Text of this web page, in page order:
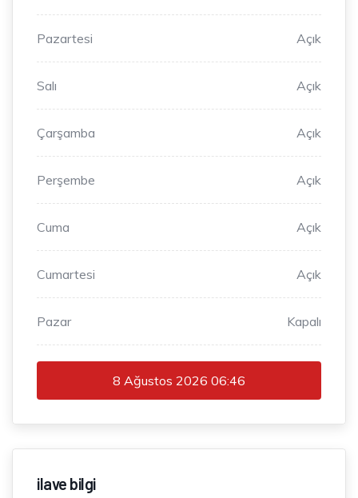
Pazartesi Açık
Salı Açık
Çarşamba Açık
Perşembe Açık
Cuma Açık
Cumartesi Açık
Pazar Kapalı
8 Ağustos 2026 06:46
ilave bilgi